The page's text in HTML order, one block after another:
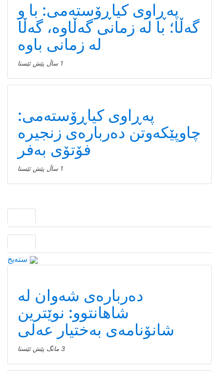
پەڕاوی کیاڕۆستەمی: با و
گەڵا؛ با لە زمانی گەڵاوە، گەڵا
لە زمانی باوە
1 ساڵ پێش ئێستا
پەڕاوی کیاڕۆستەمی:
چاوپێکەوتن دەربارەی زنجیرە
فۆتۆی بەفر
1 ساڵ پێش ئێستا
دەربارەی شەوان لە
شاهانتوو: نوێترین
شانۆنامەی بەختیار عەلی
3 مانگ پێش ئێستا